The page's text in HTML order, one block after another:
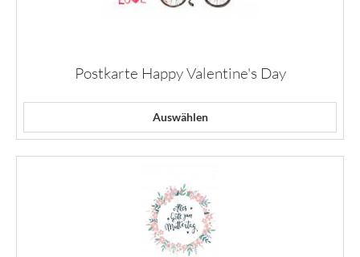
Postkarte Happy Valentine's Day
Auswählen